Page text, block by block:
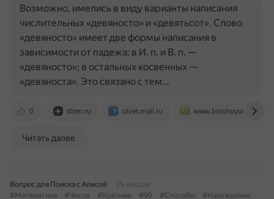
0 dzen.ru otvet.mail.ru www.bolshoyvopros.ru
Возможно, имелись в виду варианты написания
числительных «девяносто» и «девятьсот». Слово
«девяносто» имеет две формы написания в
зависимости от падежа: в И. п. и В. п. —
«девяносто»; в остальных косвенных —
«девяноста». Это связано с тем…
Читать далее
Вопрос для Поиска с Алисой
25 января
#Математика
#Числа #Кратные #90 #Способы #Нахождение